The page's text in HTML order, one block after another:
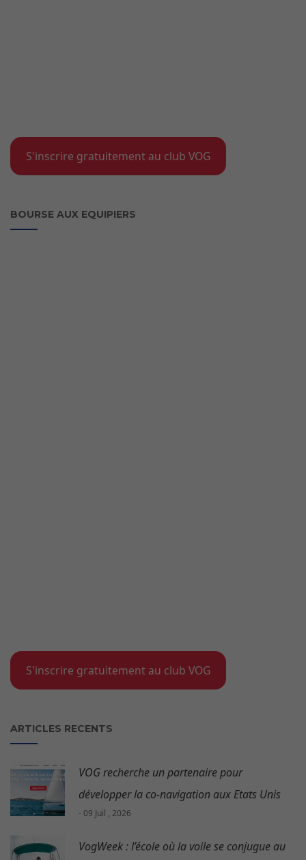
S'inscrire gratuitement au club VOG
BOURSE AUX EQUIPIERS
S'inscrire gratuitement au club VOG
ARTICLES RECENTS
VOG recherche un partenaire pour
développer la co-navigation aux Etats Unis
- 09 Juil , 2026
VogWeek : l’école où la voile se conjugue au